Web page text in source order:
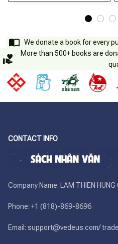
We donate a book for every
More than 500+ books are
CONTACT INFO
Company Name: LAM THIEN HUNG
Phone: +1 (818)-869-8696
Email: support@vedeus.com/